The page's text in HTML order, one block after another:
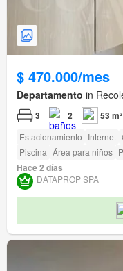
$ 470.000/mes
Departamento in
3 2 53 m²
Estacionamiento Internet
Piscina Área para niños
Hace 2 días
DATAPROP SPA